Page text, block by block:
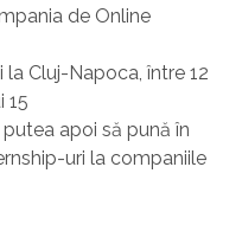
de Online
la Cluj-Napoca, între 12
15
apoi să pună în
uri la companiile